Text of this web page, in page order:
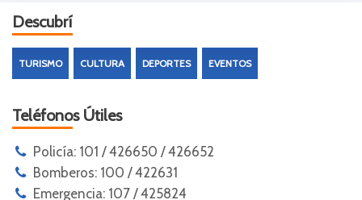
Descubrí
TURISMO CULTURA DEPORTES EVENTOS
Teléfonos Útiles
Policía: 101 / 426650 / 426652
Bomberos: 100 / 422631
Emergencia: 107 / 425824